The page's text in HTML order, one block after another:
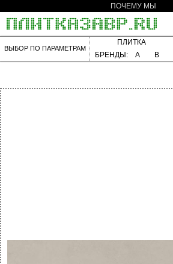
ПОЧЕМУ МЫ
ВЫБОР ПО ПАРАМЕТРАМ
ПЛИТКА
БРЕНДЫ:
A B